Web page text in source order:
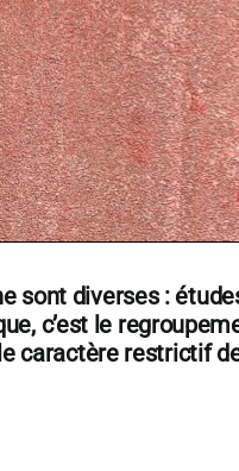
sont diverses :
c’est le
caractère restrictif